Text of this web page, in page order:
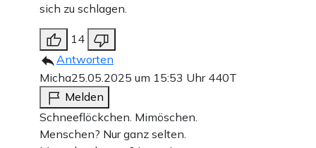
sich zu schlagen.
14
Antworten
Micha25.05.2025 um 15:53 Uhr 440T
Melden
Schneeflöckchen. Mimöschen.
Menschen? Nur ganz selten.